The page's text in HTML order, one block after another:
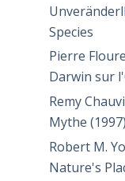
Species
Pierre
Darwin sur
Remy
Mythe (1997)
Robert M.
Nature's